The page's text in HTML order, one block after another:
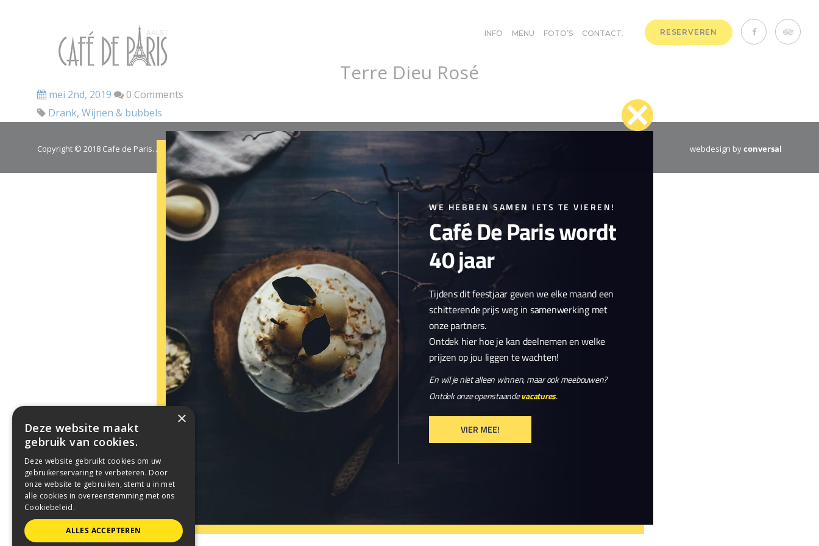
INFO MENU FOTO’S CONTACT. RESERVEREN
Terre Dieu Rosé
mei 2nd, 2019
0 Comments
Drank, Wijnen & bubbels
Copyright © 2018 Cafe de Paris. All Rights Reserved. Cookie policy webdesign byconversal
Close
module
WE HEBBEN SAMEN IETS TE VIEREN!
Café De Paris wordt
40 jaar
Tijdens dit feestjaar geven we elke maand een
schitterende prijs weg in samenwerking met
onze partners.
Ontdek hier hoe je kan deelnemen en welke
prijzen op jou liggen te wachten!
En wil je niet alleen winnen, maar ook meebouwen?
Ontdek onze openstaandevacatures.
VIER MEE!
×
Deze website maakt
gebruik van cookies.
Deze website gebruikt cookies om uw
gebruikerservaring te verbeteren. Door
onze website te gebruiken, stemt u in met
alle cookies in overeenstemming met ons
Cookiebeleid.
ALLES ACCEPTEREN